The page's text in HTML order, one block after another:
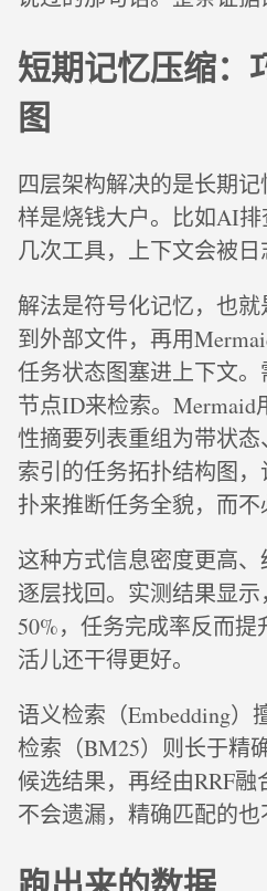
短期记忆压缩：
图
四层架构解决的是长期
样是烧钱大户。比如AI
几次工具，上下文会被日
解法是符号化记忆，也
到外部文件，再用
任务状态图塞进上下文
节点ID来检索。Mermaid
性摘要列表重组为带状
索引的任务拓扑结构图
扑来推断任务全貌，而不
这种方式信息密度更高
逐层找回。实测结果显示
50%，任务完成率反而提
活儿还干得更好。
语义检索（Embedding
检索（BM25）则长于精
候选结果，再经由RRF
不会遗漏，精确匹配的也